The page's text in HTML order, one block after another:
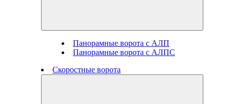
Панорамные ворота с АЛП
Панорамные ворота с АЛПС
Скоростные ворота